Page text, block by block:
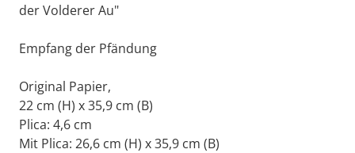
der Volderer Au"
Empfang der Pfändung
Original Papier,
22 cm (H) x 35,9 cm (B)
Plica: 4,6 cm
Mit Plica: 26,6 cm (H) x 35,9 cm (B)